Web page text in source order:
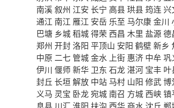
南溪叙州 江安 长宁 高县珙县筠连兴
通江 南江 雁江 安岳 乐至 马尔康金川
巴塘 乡城稻城得荣 西昌 木里 盐源德
郑州 开封洛阳 平顶山 安阳 鹤壁新乡
中原 二七 管城金水 上街 惠济 中牟巩
伊川 偃师新华 卫东 石龙湛河 宝丰 叶
封丘 长垣解放 中站 马村 山阳 修武博
义马 灵宝 卧龙宛城 南召 方城 西峡镇
息县 川汇 淮阳 扶沟 西华 商水 沈丘 郸